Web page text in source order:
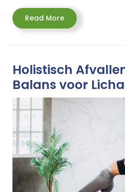
Read MoreRead
More
Holistisch
Balans voor